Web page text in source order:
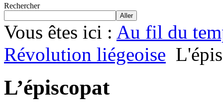
Rechercher
Aller
Vous êtes ici : Au fil du
Révolution liégeoise
L’épiscopat